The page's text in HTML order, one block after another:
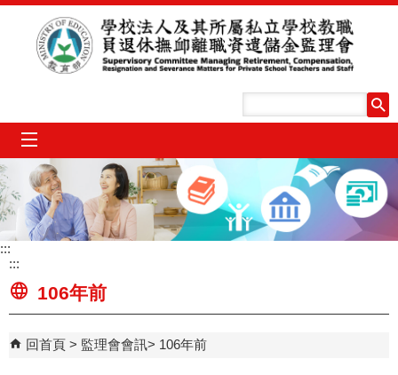
跳到主要內容區塊
:::
:::
106年前
回首頁 監理會會訊 106年前